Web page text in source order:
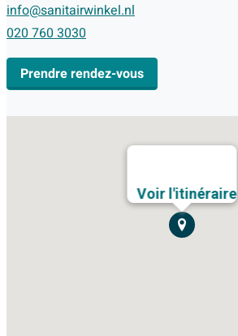
info@sanitairwinkel.nl
020 760 3030
Prendre rendez-vous
Voir l'itinéraire